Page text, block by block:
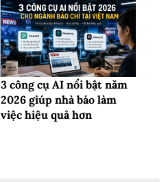
3 công cụ AI nổi bật năm
2026 giúp nhà báo làm
việc hiệu quả hơn